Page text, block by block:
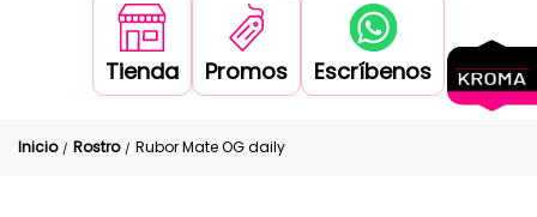
Tienda Promos Escríbenos
Inicio / Rostro / Rubor Mate OG daily